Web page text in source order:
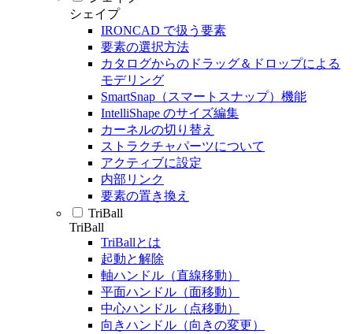
シェイプ
IRONCAD で扱う要素
要素の選択方法
カタログからのドラッグ＆ドロップによる
モデリング
SmartSnap（スマートスナップ）機能
IntelliShape のサイズ編集
カーネルの切り替え
ストラクチャパーツについて
アクティブに設定
内部リンク
要素の置き換え
TriBall
TriBall
TriBallとは
起動と解除
軸ハンドル（直線移動）
平面ハンドル（面移動）
中心ハンドル（点移動）
向きハンドル（向きの変更）